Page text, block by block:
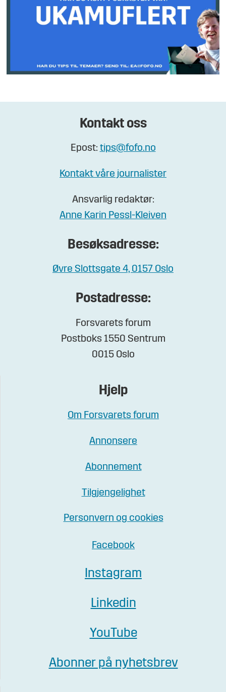
Kontakt oss
Epost: tips@fofo.no
Kontakt våre journalister
Ansvarlig redaktør:
Anne Karin Pessl-Kleiven
Besøksadresse:
Øvre Slottsgate 4, 0157 Oslo
Postadresse:
Forsvarets forum
Postboks 1550 Sentrum
0015 Oslo
Hjelp
Om Forsvarets forum
Annonsere
Abonnement
Tilgjengelighet
Personvern og cookies
Facebook
Instagram
Linkedin
YouTube
Abonner på nyhetsbrev